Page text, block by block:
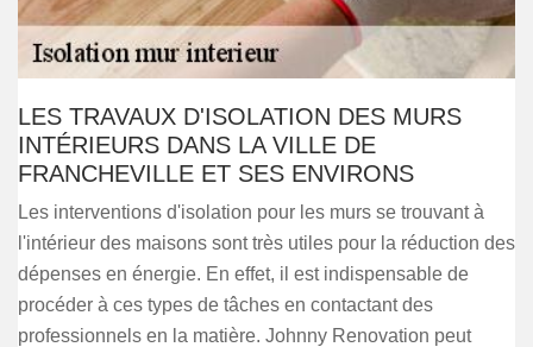
LES TRAVAUX D'ISOLATION DES MURS
INTÉRIEURS DANS LA VILLE DE
FRANCHEVILLE ET SES ENVIRONS
Les interventions d'isolation pour les murs se trouvant à
l'intérieur des maisons sont très utiles pour la réduction des
dépenses en énergie. En effet, il est indispensable de
procéder à ces types de tâches en contactant des
professionnels en la matière. Johnny Renovation peut